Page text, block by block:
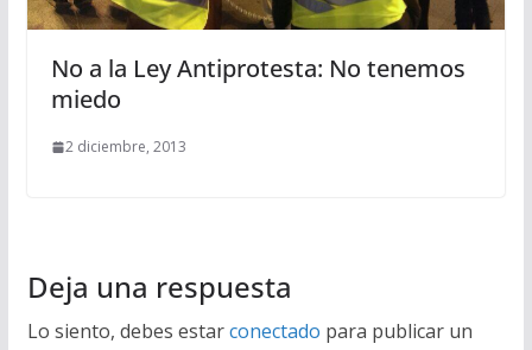
No a la Ley Antiprotesta: No tenemos
miedo
2 diciembre, 2013
Deja una respuesta
Lo siento, debes estarconectado para publicar un